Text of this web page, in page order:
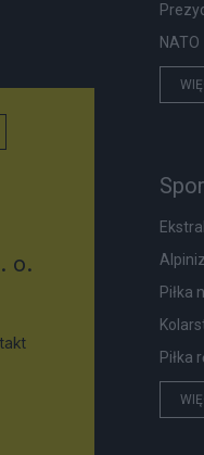
NATO
Piłka
Piłka
o.